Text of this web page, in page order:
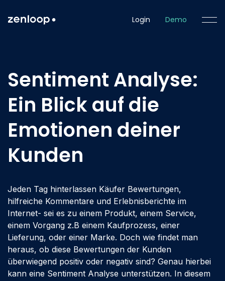
Login Demo
Sentiment Analyse:
Ein Blick auf die
Emotionen deiner
Kunden
Jeden Tag hinterlassen Käufer Bewertungen,
hilfreiche Kommentare und Erlebnisberichte im
Internet- sei es zu einem Produkt, einem Service,
einem Vorgang z.B einem Kaufprozess, einer
Lieferung, oder einer Marke. Doch wie findet man
heraus, ob diese Bewertungen der Kunden
überwiegend positiv oder negativ sind? Genau hierbei
kann eine Sentiment Analyse unterstützen. In diesem